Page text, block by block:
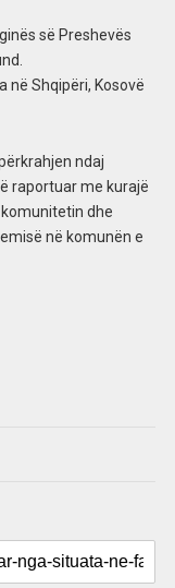
së Preshevës
në Shqipëri, Kosovë
ndaj
raportuar me kurajë
dhe
në komunën e